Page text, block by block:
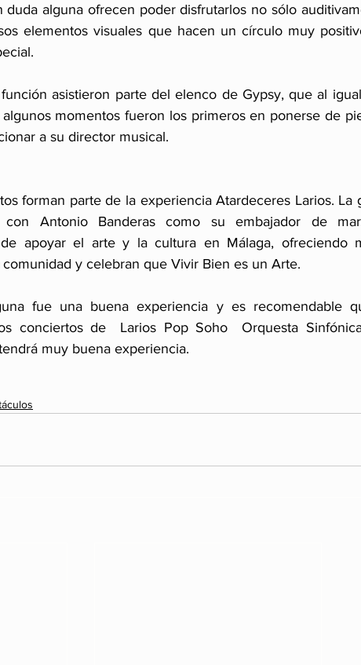
duda alguna ofrecen poder disfrutarlos no sólo
elementos visuales que hacen un círculo muy
asistieron parte del elenco de Gypsy, que al
momentos fueron los primeros en ponerse de
a su director musical.
forman parte de la experiencia Atardeceres Larios. La
con Antonio Banderas como su embajador de
apoyar el arte y la cultura en Málaga, ofreciendo
y celebran que Vivir Bien es un Arte.
fue una buena experiencia y es recomendable
conciertos de  Larios Pop Soho  Orquesta
muy buena experiencia.